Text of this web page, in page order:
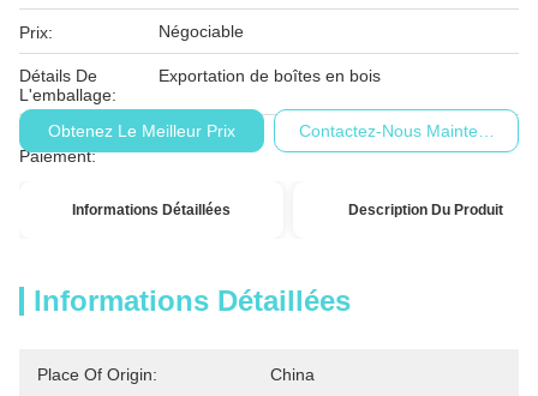
Prix: Négociable
Détails De
L'emballage:
Exportation de boîtes en bois
Conditions De
Paiement:
T/T
Obtenez Le Meilleur Prix Contactez-Nous Maintenant
Informations Détaillées Description Du Produit
Informations Détaillées
Place Of Origin: China